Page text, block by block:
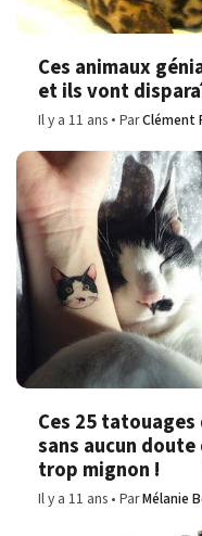
Ces animaux
et ils vont
Il y a 11 ans ParClément
Ces 25
sans aucun
trop mignon !
Il y a 11 ans ParMélanie